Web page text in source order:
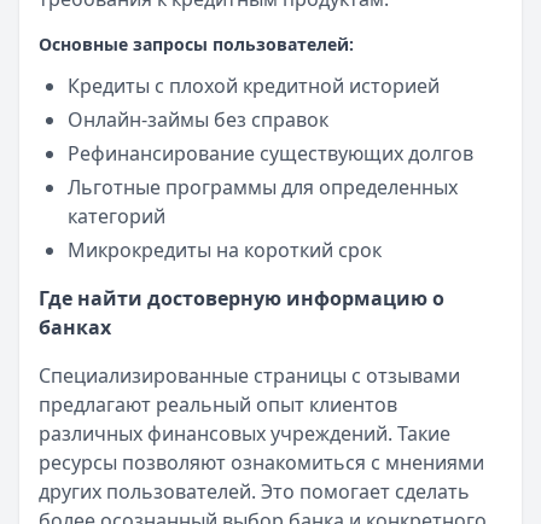
Основные запросы пользователей:
Кредиты с плохой кредитной историей
Онлайн-займы без справок
Рефинансирование существующих долгов
Льготные программы для определенных
категорий
Микрокредиты на короткий срок
Где найти достоверную информацию о
банках
Специализированные страницы с отзывами
предлагают реальный опыт клиентов
различных финансовых учреждений. Такие
ресурсы позволяют ознакомиться с мнениями
других пользователей. Это помогает сделать